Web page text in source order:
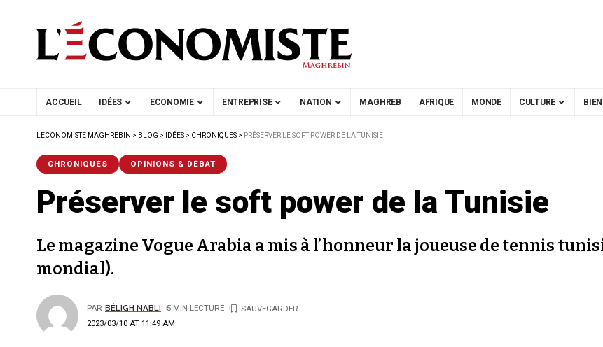
ACCUEIL IDÉES ECONOMIE ENTREPRISE NATION MAGHREB AFRIQUE MONDE CULTURE
LECONOMISTE MAGHREBIN > BLOG > IDÉES > CHRONIQUES > PRÉSERVER LE SOFT POWER DE LA TUNISIE
CHRONIQUES OPINIONS & DÉBAT
Préserver le soft power de la Tunisie
Le magazine Vogue Arabia a mis à l’honneur la joueuse de tennis
mondial).
2023/03/10 AT 11:49 AM
PAR BÉLIGH NABLI 5 MIN LECTURE